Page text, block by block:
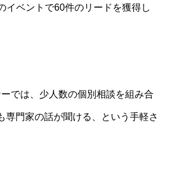
イベントで60件のリードを獲得し
では、少人数の個別相談を組み合
門家の話が聞ける、という手軽さ